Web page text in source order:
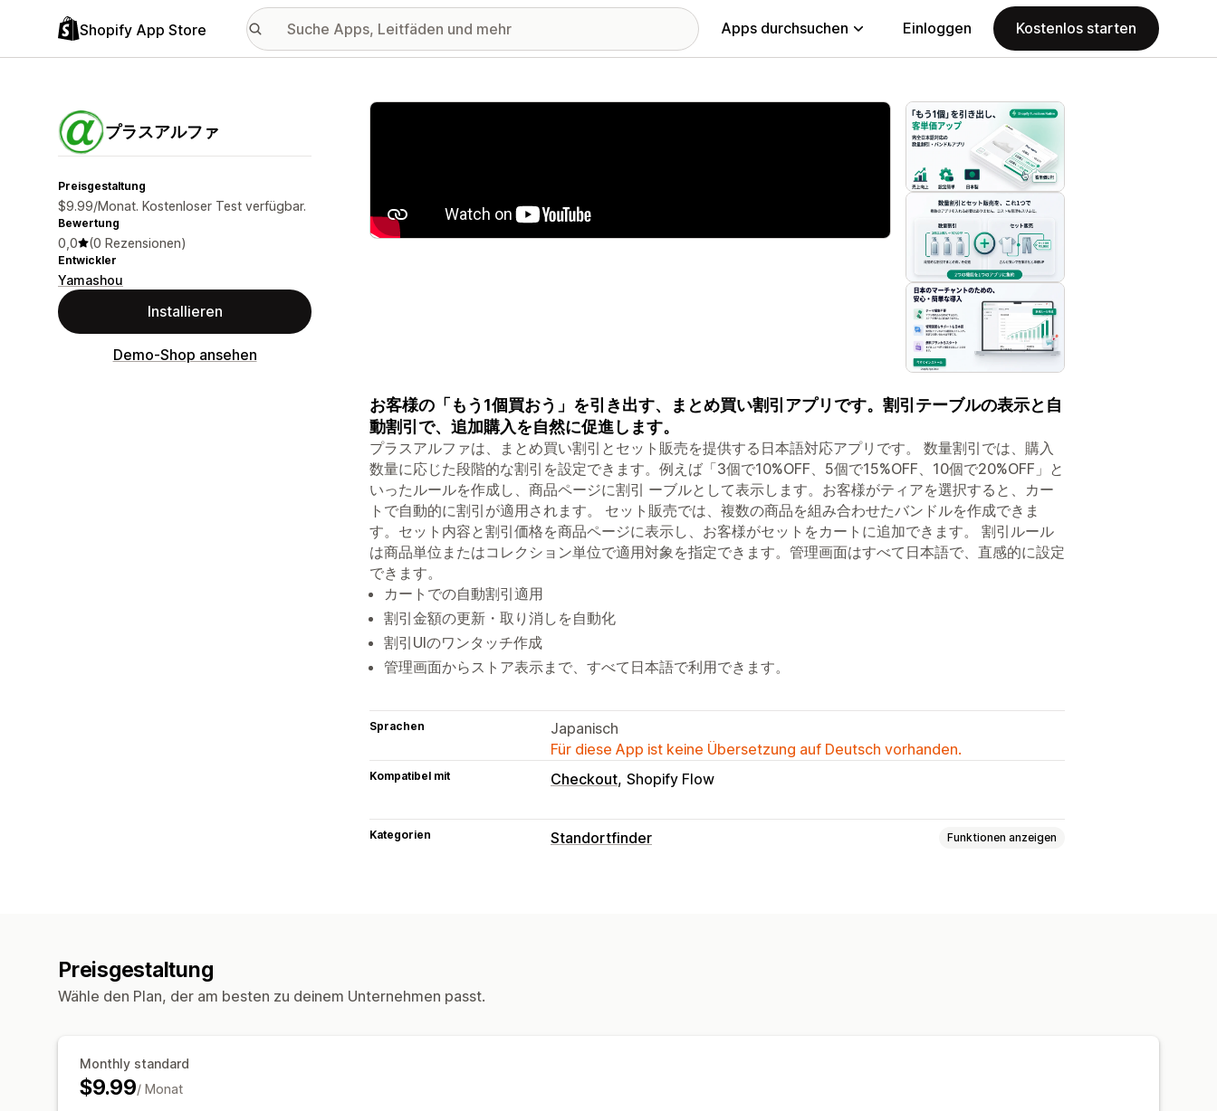
Shopify App Store Apps durchsuchen Einloggen Kostenlos starten
プラスアルファ
Preisgestaltung
$9.99/Monat. Kostenloser Test verfügbar.
Bewertung
0,0 (0 Rezensionen)
Entwickler
Yamashou
Installieren
Demo-Shop ansehen
Vorgestellte Bildergalerie
お客様の「もう1個買おう」を引き出す、まとめ買い割引アプリです。割引テーブルの表示と自
動割引で、追加購入を自然に促進します。
プラスアルファは、まとめ買い割引とセット販売を提供する日本語対応アプリです。 数量割引では、購入
数量に応じた段階的な割引を設定できます。例えば「3個で10%OFF、5個で15%OFF、10個で20%OFF」と
いったルールを作成し、商品ページに割引 ーブルとして表示します。お客様がティアを選択すると、カー
トで自動的に割引が適用されます。 セット販売では、複数の商品を組み合わせたバンドルを作成できま
す。セット内容と割引価格を商品ページに表示し、お客様がセットをカートに追加できます。 割引ルール
は商品単位またはコレクション単位で適用対象を指定できます。管理画面はすべて日本語で、直感的に設定
できます。
カートでの自動割引適用
割引金額の更新・取り消しを自動化
割引UIのワンタッチ作成
管理画面からストア表示まで、すべて日本語で利用できます。
Sprachen
Japanisch
Für diese App ist keine Übersetzung auf Deutsch vorhanden.
Kompatibel mit Checkout Shopify Flow
Kategorien Standortfinder Funktionen anzeigen
Preisgestaltung
Wähle den Plan, der am besten zu deinem Unternehmen passt.
Monthly standard
$9.99/ Monat